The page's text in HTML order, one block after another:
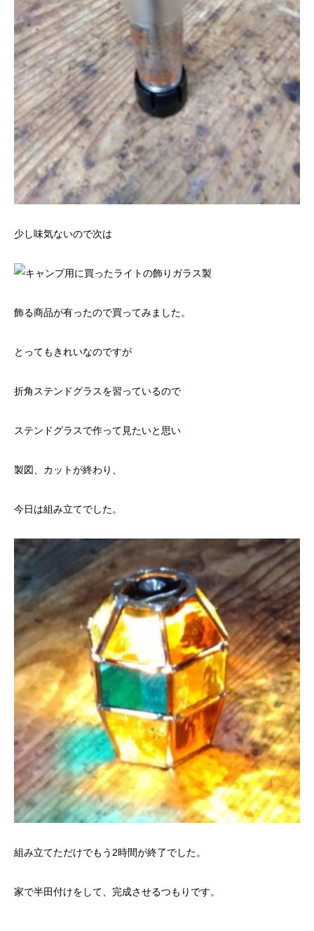
少し味気ないので次は
飾る商品が有ったので買ってみました。
とってもきれいなのですが
折角ステンドグラスを習っているので
ステンドグラスで作って見たいと思い
製図、カットが終わり、
今日は組み立てでした。
組み立てただけでもう2時間が終了でした。
家で半田付けをして、完成させるつもりです。